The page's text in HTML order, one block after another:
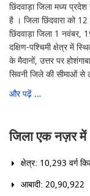
छिंदवाड़ा जिला मध्य
है । जिला छिंदवारा को
छिंदवाड़ा जिला 1 नवंबर,
दक्षिण-पश्चिमी क्षेत्र में
के मैदानों, उत्तर पर
सिवनी जिले की सीमाओं
और पढ़ें …
जिला एक नज़र में
क्षेत्र: 10,293 वर्ग
आबादी: 20,90,922